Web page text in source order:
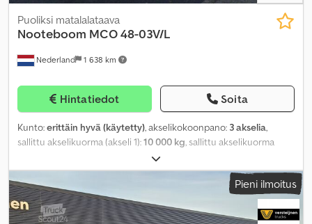
Nederland 1 638 km
Puoliksi matalalataava
Nooteboom MCO 48-03V/L
Hintatiedot Soita
Kunto:erittäin hyvä (käytetty), akselikokoonpano: 3 akselia,
sallittu akselikuorma (akseli 1):10 000 kg , sallittu akselikuorma
, sallittu akselikuorma (akseli 3):
ensirekisteröinti:03/2001, kokonaispituus:19 800 mm,
kokonaisleveys:
1 590 mm, jousitus:
ilma, renkaan koko:235 / 75 R17.5 , väri:beige,
Valmistusvuosi:2001,
Pieni ilmoitus